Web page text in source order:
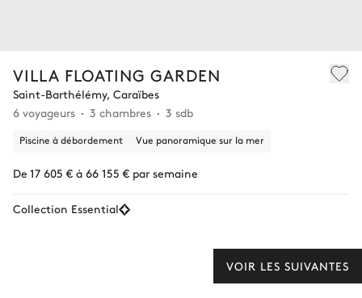
VILLA FLOATING GARDEN
Saint-Barthélémy, Caraïbes
6 voyageurs
3 chambres 3 sdb
Piscine à débordement Vue panoramique sur la mer
De 17 605 € à 66 155 € par semaine
Collection Essential
VOIR LES SUIVANTES